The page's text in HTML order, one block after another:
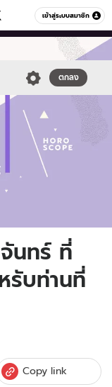
เข้าสู่ระบบสมาชิก
หมวดอื่นๆ
ตกลง
นทร์ ที่
รับท่านที่
Copy link